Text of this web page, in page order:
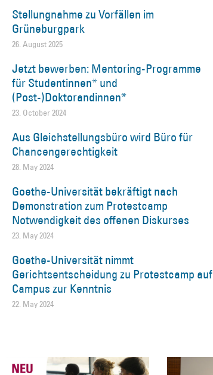
Stellungnahme zu Vorfällen im
Grüneburgpark
26. August 2025
Jetzt bewerben: Mentoring-Programme
für Studentinnen* und
(Post-)Doktorandinnen*
23. October 2024
Aus Gleichstellungsbüro wird Büro für
Chancengerechtigkeit
28. May 2024
Goethe-Universität bekräftigt nach
Demonstration zum Protestcamp
Notwendigkeit des offenen Diskurses
23. May 2024
Goethe-Universität nimmt
Gerichtsentscheidung zu Protestcamp auf
Campus zur Kenntnis
22. May 2024